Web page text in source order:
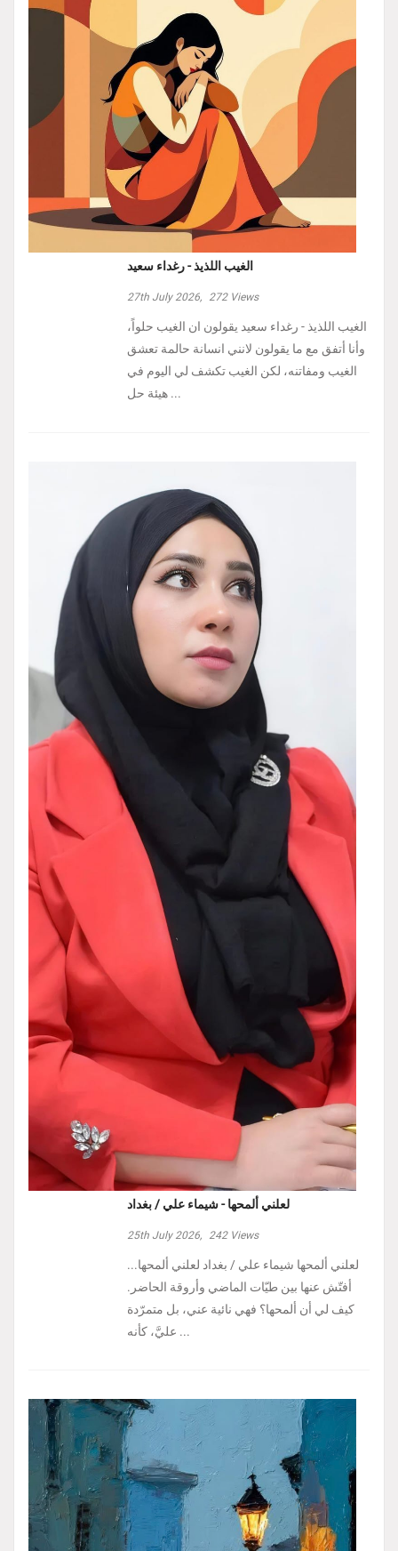
الغيب اللذيذ - رغداء سعيد
27th July 2026, 272Views
الغيب اللذيذ - رغداء سعيد يقولون ان الغيب حلواً،
وأنا أتفق مع ما يقولون لانني انسانة حالمة تعشق
الغيب ومفاتنه، لكن الغيب تكشف لي اليوم في
هيئة حل ...
لعلني ألمحها - شيماء علي / بغداد
25th July 2026, 242Views
لعلني ألمحها شيماء علي / بغداد لعلني ألمحها...
أفتّش عنها بين طيّات الماضي وأروقة الحاضر.
كيف لي أن ألمحها؟ فهي نائية عني، بل متمرّدة
عليَّ، كأنه ...